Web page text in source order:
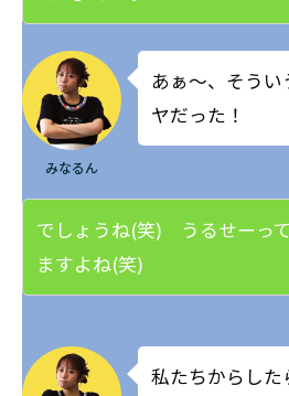
みなるん
あぁ～、そう
ヤだった！
でしょうね(笑) うるせーっ
ますよね(笑)
私たちからし